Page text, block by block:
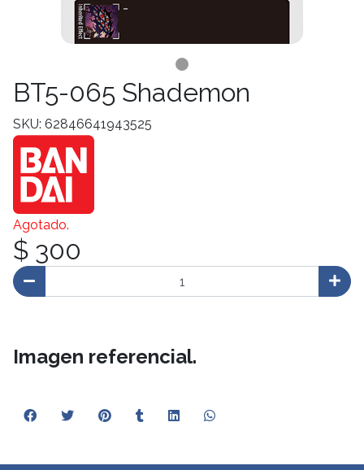
BT5-065 Shademon
SKU: 62846641943525
Agotado.
$ 300
Imagen referencial.